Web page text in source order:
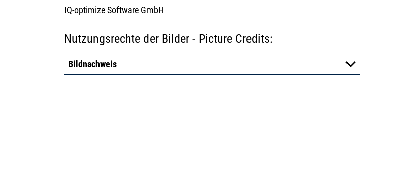
IQ-optimize Software GmbH
Nutzungsrechte der Bilder - Picture Credits:
Bildnachweis